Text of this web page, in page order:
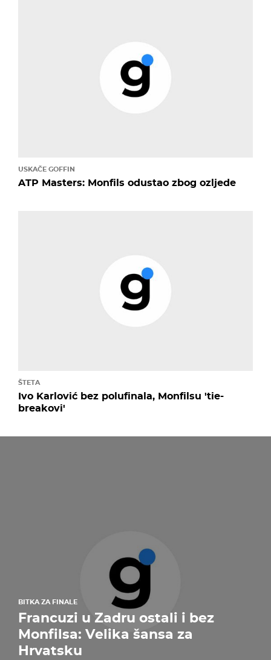
USKAČE GOFFIN
ATP Masters: Monfils odustao zbog ozljede
ŠTETA
Ivo Karlović bez polufinala, Monfilsu 'tie-
breakovi'
BITKA ZA FINALE
Francuzi u Zadru ostali i bez
Monfilsa: Velika šansa za
Hrvatsku